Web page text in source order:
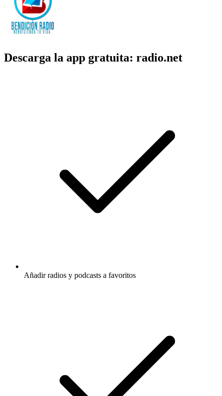
Descarga la app gratuita: radio.net
Añadir radios y podcasts a favoritos